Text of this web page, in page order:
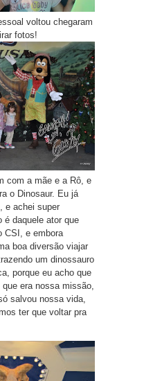
voltou chegaram
fotos!
com a mãe e a Rô, e
o Dinosaur. Eu já
e achei super
é daquele ator que
CSI, e embora
boa diversão viajar
um dinossauro
porque eu acho que
era nossa missão,
salvou nossa vida,
ter que voltar pra